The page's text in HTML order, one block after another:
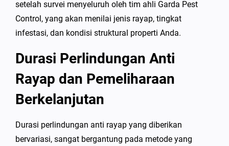
setelah survei menyeluruh oleh tim ahli Garda Pest
Control, yang akan menilai jenis rayap, tingkat
infestasi, dan kondisi struktural properti Anda.
Durasi Perlindungan Anti
Rayap dan Pemeliharaan
Berkelanjutan
Durasi perlindungan anti rayap yang diberikan
bervariasi, sangat bergantung pada metode yang